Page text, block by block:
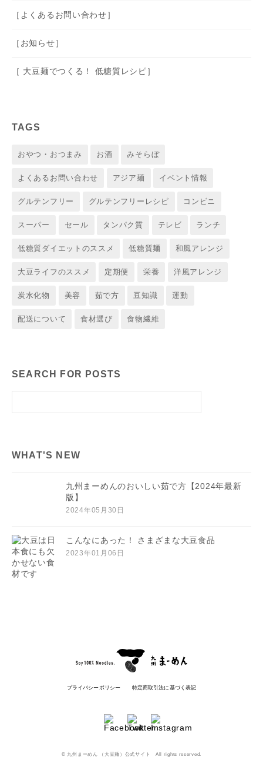
［よくあるお問い合わせ］
［お知らせ］
［ 大豆麺でつくる！ 低糖質レシピ］
TAGS
おやつ・おつまみ お酒 みそらぼ
よくあるお問い合わせ アジア麺 イベント情報
グルテンフリー グルテンフリーレシピ コンビニ
スーパー セール タンパク質 テレビ ランチ
低糖質ダイエットのススメ 低糖質麺 和風アレンジ
大豆ライフのススメ 定期便 栄養 洋風アレンジ
炭水化物 美容 茹で方 豆知識 運動
配送について 食材選び 食物繊維
SEARCH FOR POSTS
WHAT'S NEW
九州まーめんのおいしい茹で方【2024年最新
版】
2024年05月30日
こんなにあった！ さまざまな大豆食品
2023年01月06日
プライバシーポリシー 特定商取引法に基づく表記
© 九州まーめん （大豆麺）公式サイト All rights reserved.